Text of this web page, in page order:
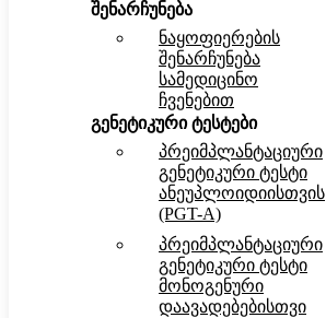
შენარჩუნება
ნაყოფიერების
შენარჩუნება
სამედიცინო
ჩვენებით
გენეტიკური ტესტები
პრეიმპლანტაციური
გენეტიკური ტესტი
ანეუპლოიდიისთვის
(PGT-A)
პრეიმპლანტაციური
გენეტიკური ტესტი
მონოგენური
დაავადებებისთვი